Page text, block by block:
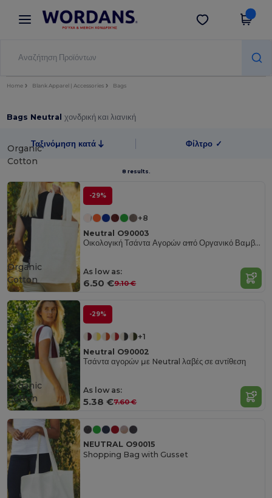
× Εφαρμογή Wordans
Καλύτερες τιμές στην εφαρμογή!
Λήψη app
Home Blank Apparel | Accessories Bags
Bags Neutralχονδρική και λιανική
Ταξινόμηση κατά Φίλτρο ✓
8 results.
Organic
Cotton
-29%
+8
Neutral O90003
Οικολογική Τσάντα Αγορών από Οργανικό Βαμβάκι
As low as:
6.50 €9.10 €
Organic
Cotton
-29%
+1
Neutral O90002
Τσάντα αγορών με Neutral λαβές σε αντίθεση
As low as:
5.38 €7.60 €
Organic
Cotton
NEUTRAL O90015
Shopping Bag with Gusset